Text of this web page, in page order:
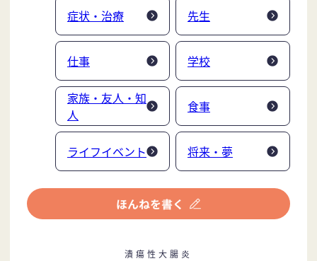
症状・治療 先生
仕事 学校
家族・友人・知
人
食事
ライフイベント 将来・夢
潰瘍性大腸炎